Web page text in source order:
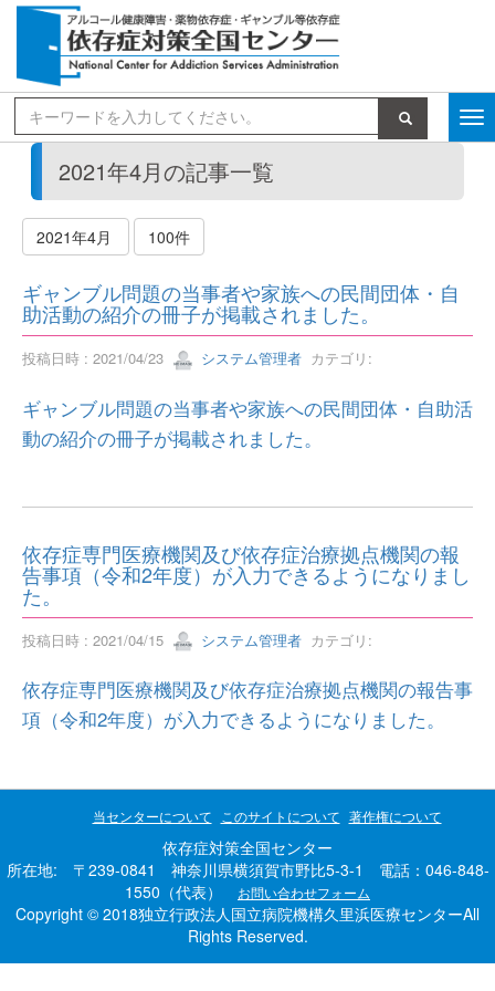
検索
2021年4月の記事一覧
2021年4月 100件
ギャンブル問題の当事者や家族への民間団体・自
助活動の紹介の冊子が掲載されました。
投稿日時 : 2021/04/23 システム管理者 カテゴリ:
ギャンブル問題の当事者や家族への民間団体・自助活
動の紹介の冊子が掲載されました。
依存症専門医療機関及び依存症治療拠点機関の報
告事項（令和2年度）が入力できるようになりまし
た。
投稿日時 : 2021/04/15 システム管理者 カテゴリ:
依存症専門医療機関及び依存症治療拠点機関の報告事
項（令和2年度）が入力できるようになりました。
当センターについて このサイトについて 著作権について
依存症対策全国センター
所在地: 〒239-0841 神奈川県横須賀市野比5-3-1 電話：046-848-
1550（代表）
お問い合わせフォーム
Copyright © 2018独立行政法人国立病院機構久里浜医療センターAll
Rights Reserved.